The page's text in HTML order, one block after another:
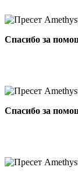
Спасибо за
Спасибо за